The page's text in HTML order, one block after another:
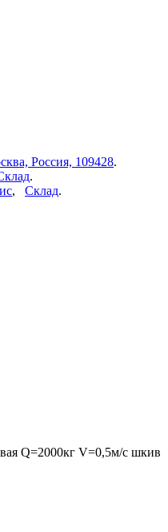
Россия, 109428.
.
, Склад.
Q=2000кг V=0,5м/с шкив